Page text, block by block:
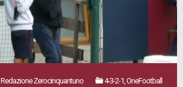
Redazione Zerocinquantuno 4-3-2-1, OneFootball